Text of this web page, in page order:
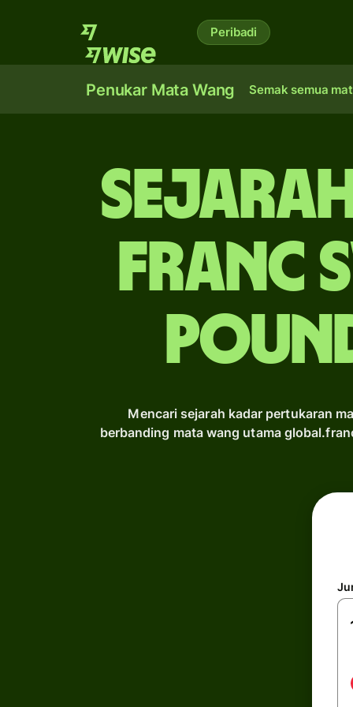
Peribadi
Penukar Mata Wang Semak semua
franc
Mencari sejarah kadar pertukaran
berbanding mata wang utama